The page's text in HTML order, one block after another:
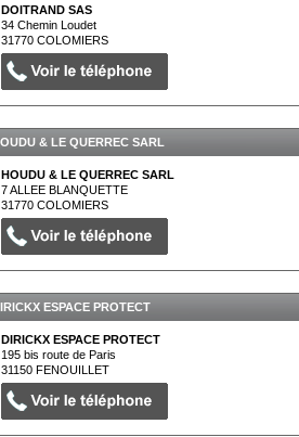
DOITRAND SAS
34 Chemin Loudet
31770COLOMIERS
& LE QUERREC SARL
HOUDU & LE QUERREC SARL
7 ALLEE BLANQUETTE
31770COLOMIERS
ESPACE PROTECT
DIRICKX ESPACE PROTECT
195 bis route de Paris
31150FENOUILLET